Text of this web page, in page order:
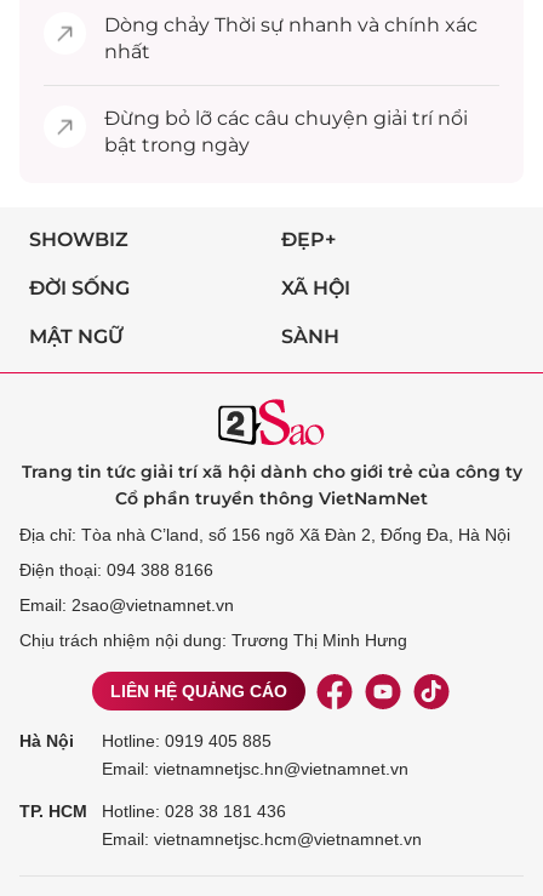
Dòng chảy Thời sự nhanh và chính xác
nhất
Đừng bỏ lỡ các câu chuyện giải trínổi
bật trong ngày
SHOWBIZ ĐẸP+
ĐỜI SỐNG XÃ HỘI
MẬT NGỮ SÀNH
Trang tin tức giải trí xã hội dành cho giới trẻ của công ty
Cổ phần truyền thông VietNamNet
Địa chỉ: Tòa nhà C’land, số 156 ngõ Xã Đàn 2, Đống Đa, Hà Nội
Điện thoại: 094 388 8166
Email: 2sao@vietnamnet.vn
Chịu trách nhiệm nội dung: Trương Thị Minh Hưng
LIÊN HỆ QUẢNG CÁO
Hà Nội Hotline: 0919 405 885
Email: vietnamnetjsc.hn@vietnamnet.vn
TP. HCM Hotline: 028 38 181 436
Email: vietnamnetjsc.hcm@vietnamnet.vn